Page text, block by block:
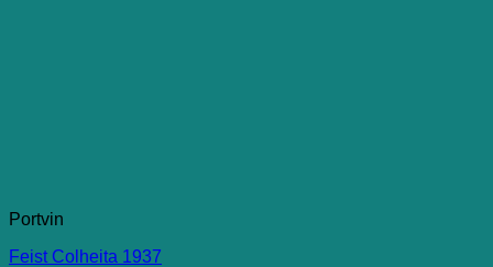
Portvin
Feist Colheita 1937